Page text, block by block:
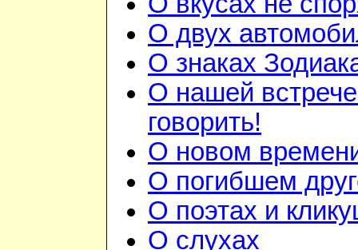
О двух
О знаках
О нашей
говорить!
О новом
О погибшем
О поэтах и
О слухах